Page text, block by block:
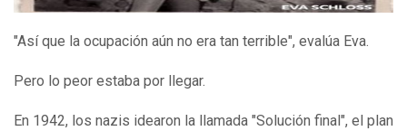
"Así que la ocupación aún no era tan terrible", evalúa Eva.
Pero lo peor estaba por llegar.
En 1942, los nazis idearon la llamada "Solución final", el plan